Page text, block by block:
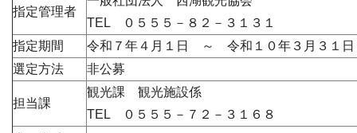
指定管理者
TEL ０５５５－８２－３１３１
指定期間
令和７年４月１日 ～ 令和１０年３月３１日
選定方法
非公募
担当課
観光課 観光施設係
TEL ０５５５－７２－３１６８